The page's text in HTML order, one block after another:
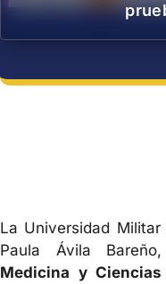
La Universidad
Paula Ávila
Medicina y